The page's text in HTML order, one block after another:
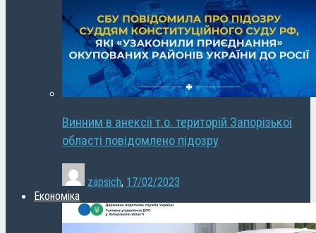
Винним в анексії т.о. територій Запорізької
області повідомлено підозру
zapsich, 17/02/2023
Економіка